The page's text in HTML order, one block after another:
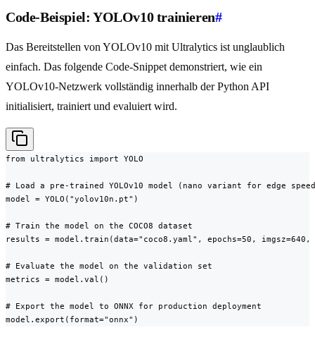
Code-Beispiel: YOLOv10 trainieren#
Das Bereitstellen von YOLOv10 mit Ultralytics ist unglaublich
einfach. Das folgende Code-Snippet demonstriert, wie ein
YOLOv10-Netzwerk vollständig innerhalb der Python API
initialisiert, trainiert und evaluiert wird.
from ultralytics import YOLO
# Load a pre-trained YOLOv10 model (nano variant for edge
model = YOLO("yolov10n.pt")
# Train the model on the COCO8 dataset
results = model.train(data="coco8.yaml", epochs=50, imgsz=640,
# Evaluate the model on the validation set
metrics = model.val()
# Export the model to ONNX for production deployment
model.export(format="onnx")